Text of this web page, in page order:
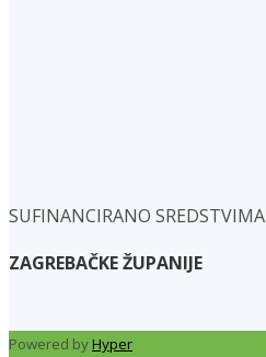
SUFINANCIRANO SREDSTVIMA
ZAGREBAČKE ŽUPANIJE
Powered byHyper